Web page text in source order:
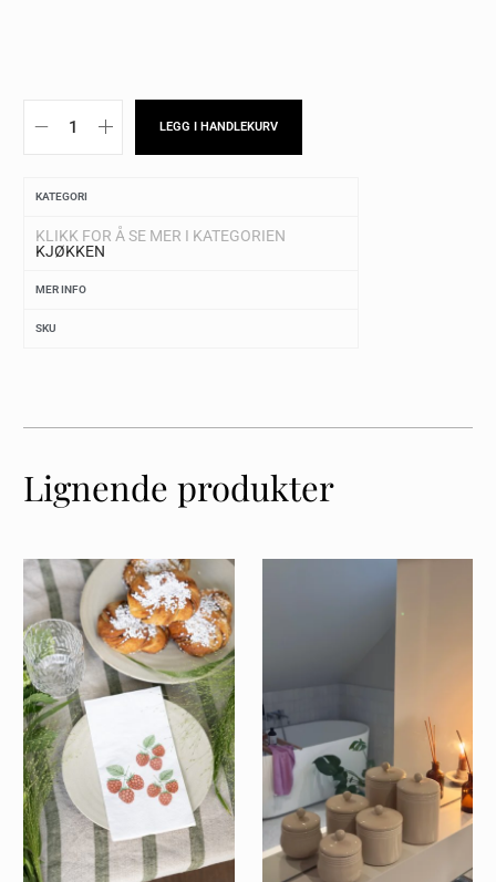
LEGG I HANDLEKURV
KATEGORI
KLIKK FOR Å SE MER I KATEGORIEN
KJØKKEN
MER INFO
SKU
Lignende produkter